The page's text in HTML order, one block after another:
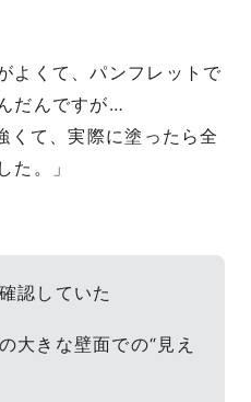
よくて、パンフレットで
だんですが…
くて、実際に塗ったら全
た。」
認していた
大きな壁面での“見え